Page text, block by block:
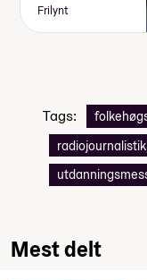
Frilynt
Tags:
Mest delt